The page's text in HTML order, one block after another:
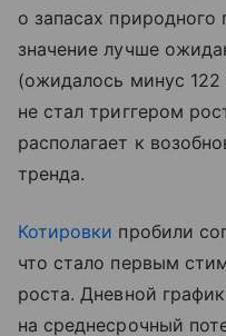
о запасах
значение лучше
(ожидалось минус
не стал триггером
располагает к
тренда.
Котировки пробили
что стало первым
роста. Дневной
на среднесрочный